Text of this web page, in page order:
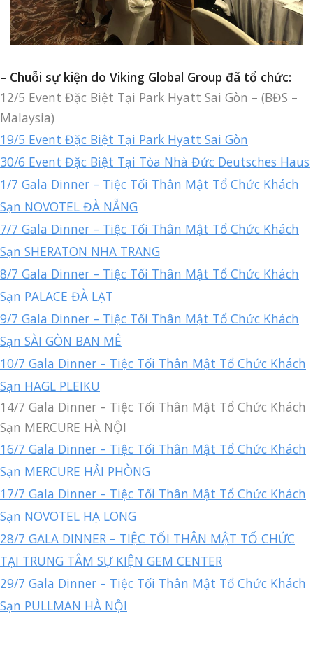
– Chuỗi sự kiện do Viking Global Group đã tổ chức:
12/5 Event Đặc Biệt Tại Park Hyatt Sai Gòn – (BĐS –
Malaysia)
19/5 Event Đặc Biệt Tại Park Hyatt Sai Gòn
30/6 Event Đặc Biệt Tại Tòa Nhà Đức Deutsches Haus
1/7 Gala Dinner – Tiệc Tối Thân Mật Tổ Chức Khách
Sạn NOVOTEL ĐÀ NẴNG
7/7 Gala Dinner – Tiệc Tối Thân Mật Tổ Chức Khách
Sạn SHERATON NHA TRANG
8/7 Gala Dinner – Tiệc Tối Thân Mật Tổ Chức Khách
Sạn PALACE ĐÀ LẠT
9/7 Gala Dinner – Tiệc Tối Thân Mật Tổ Chức Khách
Sạn SÀI GÒN BAN MÊ
10/7 Gala Dinner – Tiệc Tối Thân Mật Tổ Chức Khách
Sạn HAGL PLEIKU
14/7 Gala Dinner – Tiệc Tối Thân Mật Tổ Chức Khách
Sạn MERCURE HÀ NỘI
16/7 Gala Dinner – Tiệc Tối Thân Mật Tổ Chức Khách
Sạn MERCURE HẢI PHÒNG
17/7 Gala Dinner – Tiệc Tối Thân Mật Tổ Chức Khách
Sạn NOVOTEL HẠ LONG
28/7 GALA DINNER – TIỆC TỐI THÂN MẬT TỔ CHỨC
TẠI TRUNG TÂM SỰ KIỆN GEM CENTER
29/7 Gala Dinner – Tiệc Tối Thân Mật Tổ Chức Khách
Sạn PULLMAN HÀ NỘI